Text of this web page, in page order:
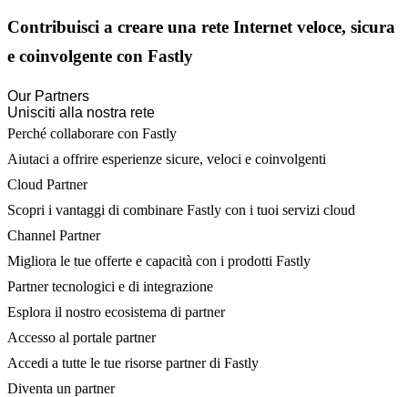
Contribuisci a creare una rete Internet veloce, sicura
e coinvolgente con Fastly
Our Partners
Unisciti alla nostra rete
Perché collaborare con Fastly
Aiutaci a offrire esperienze sicure, veloci e coinvolgenti
Cloud Partner
Scopri i vantaggi di combinare Fastly con i tuoi servizi cloud
Channel Partner
Migliora le tue offerte e capacità con i prodotti Fastly
Partner tecnologici e di integrazione
Esplora il nostro ecosistema di partner
Accesso al portale partner
Accedi a tutte le tue risorse partner di Fastly
Diventa un partner